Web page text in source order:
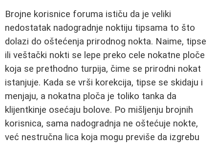
Brojne korisnice foruma ističu da je veliki
nedostatak nadogradnje noktiju tipsama to što
dolazi do oštećenja prirodnog nokta. Naime, tipse
ili veštački nokti se lepe preko cele nokatne ploče
koja se prethodno turpija, čime se prirodni nokat
istanjuje. Kada se vrši korekcija, tipse se skidaju i
menjaju, a nokatna ploča je toliko tanka da
klijentkinje osećaju bolove. Po mišljenju brojnih
korisnica, sama nadogradnja ne oštećuje nokte,
već nestručna lica koja mogu previše da izgrebu